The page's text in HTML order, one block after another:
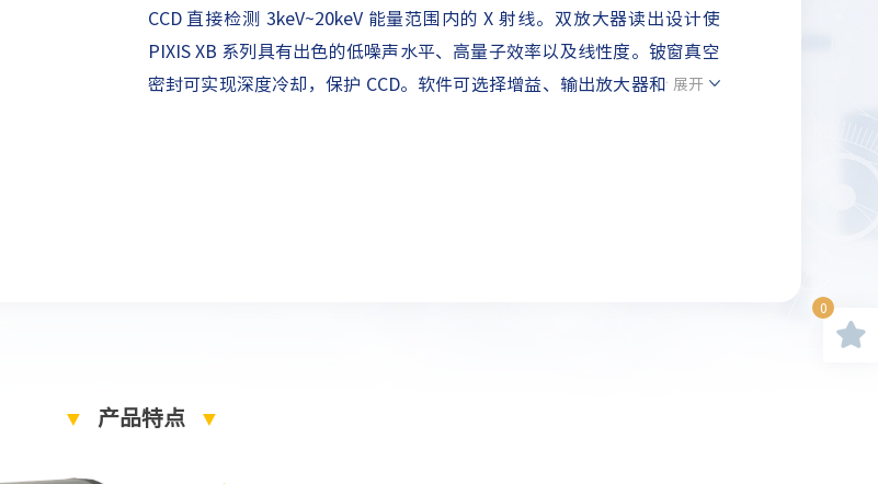
CCD 直接检测 3keV~20keV 能量范围内的 X 射线。双放大器读出设计使
PIXIS XB 系列具有出色的低噪声水平、高量子效率以及线性度。铍窗真空
密封可实现深度冷却，保护 CCD。软件可选择增益、输出放大器和读出速
展开
▼ 产品特点 ▼
0